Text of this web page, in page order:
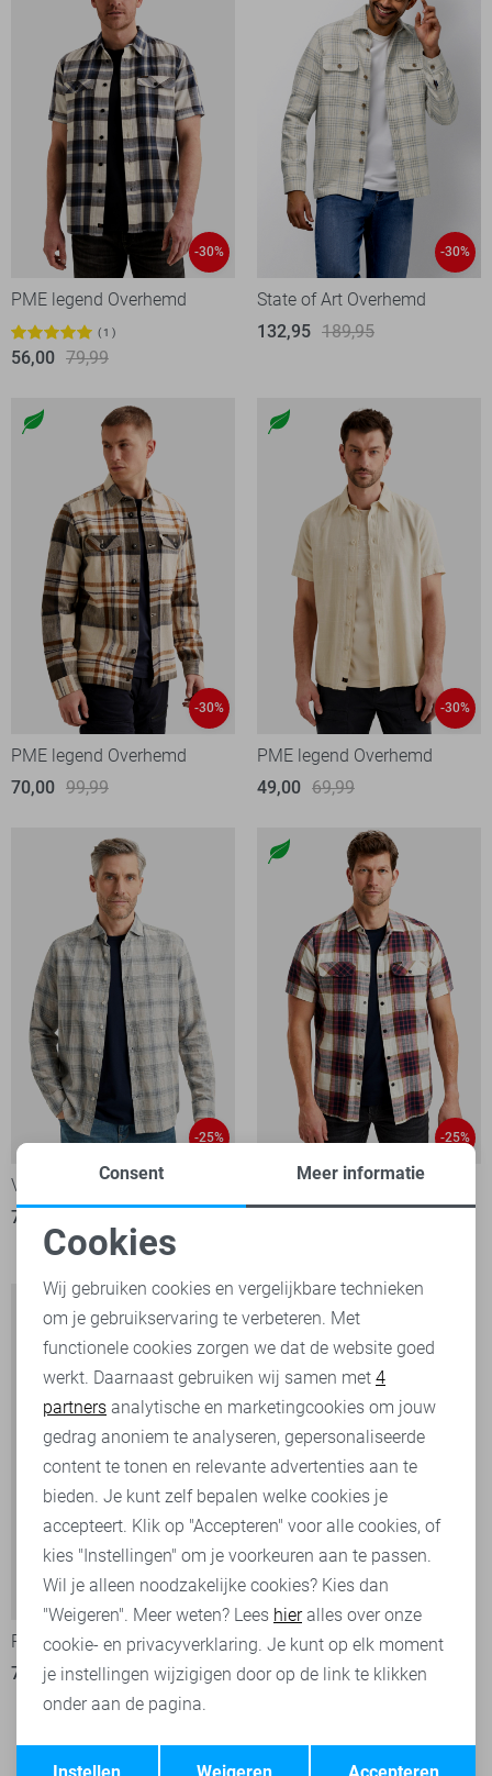
-30%
PME legend Overhemd
1
56,00 79,99
-30%
State of Art Overhemd
132,95 189,95
-30%
PME legend Overhemd
70,00 99,99
-30%
PME legend Overhemd
49,00 69,99
-25%
Vanguard Overhemd
75,00
-25%
PME legend Overhemd
-25%
PME legend Overhemd
75,00 99,99
Filter
Noodzakelijke cookies
Personalisatie cookies
Analytische cookies
Marketing cookies
Terug Opslaan
Consent Meer informatie
Cookies
Wij gebruiken cookies en vergelijkbare technieken
om je gebruikservaring te verbeteren. Met
functionele cookies zorgen we dat de website goed
werkt. Daarnaast gebruiken wij samen met 4
partners analytische en marketingcookies om jouw
gedrag anoniem te analyseren, gepersonaliseerde
content te tonen en relevante advertenties aan te
bieden. Je kunt zelf bepalen welke cookies je
accepteert. Klik op "Accepteren" voor alle cookies, of
kies "Instellingen" om je voorkeuren aan te passen.
Wil je alleen noodzakelijke cookies? Kies dan
"Weigeren". Meer weten? Lees hieralles over onze
cookie- en privacyverklaring. Je kunt op elk moment
je instellingen wijzigigen door op de link te klikken
onder aan de pagina.